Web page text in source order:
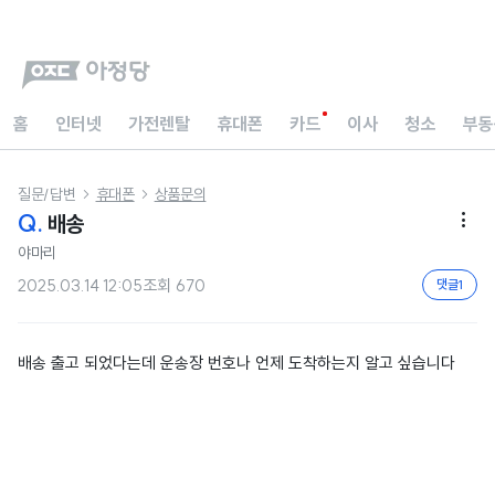
홈 인터넷 가전렌탈 휴대폰 카드 이사 청소 부
질문/답변  휴대폰  상품문의
Q. 배송 
야마리
2025.03.14 12:05조회 670 댓글1
배송 출고 되었다는데 운송장 번호나 언제 도착하는지 알고 싶습니다